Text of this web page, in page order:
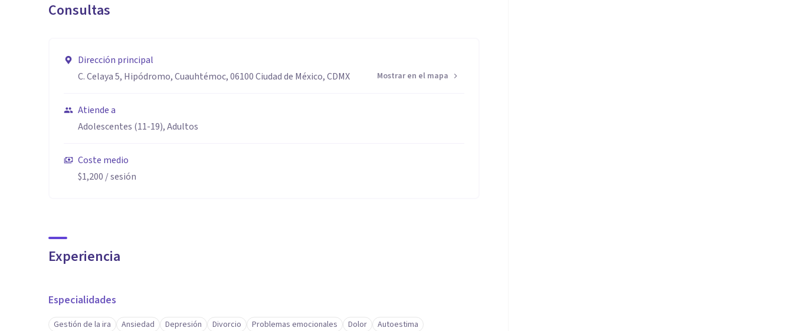
Consultas
Dirección principal
C. Celaya 5, Hipódromo, Cuauhtémoc, 06100 Ciudad de México, CDMX
Mostrar en el mapa
Atiende a
Adolescentes (11-19), Adultos
Coste medio
$1,200 / sesión
Experiencia
Especialidades
Gestión de la ira Ansiedad Depresión Divorcio Problemas emocionales Dolor
Autoestima